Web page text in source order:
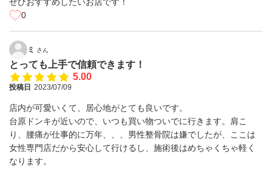
0
ミ さん
とっても上手で信頼できます！
5.00
投稿日 2023/07/09
店内が可愛いくて、居心地がとても良いです。
台原ドンキが近いので、いつも買い物ついでに行きます。肩こ
り、腰痛が仕事的に万年、、、男性整骨院は嫌でしたが、ここは
女性専門店だから安心して行けるし、施術後はめちゃくちゃ軽く
なります。